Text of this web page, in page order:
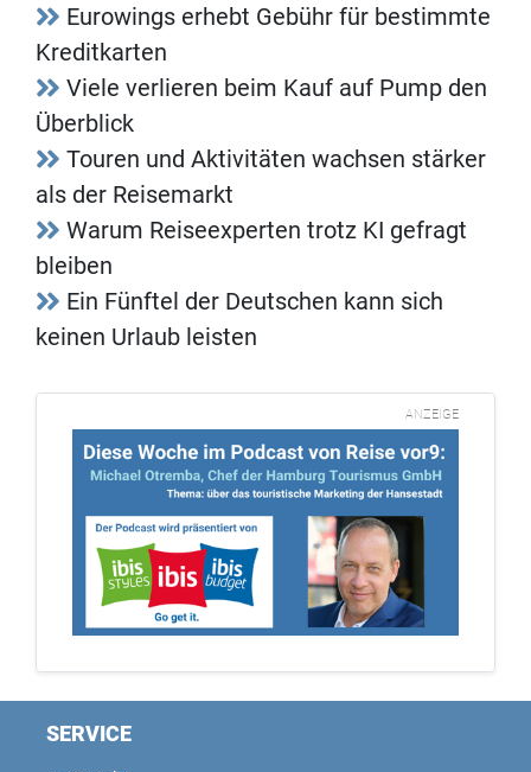
Eurowings erhebt Gebühr für bestimmte
Kreditkarten
Viele verlieren beim Kauf auf Pump den
Überblick
Touren und Aktivitäten wachsen stärker
als der Reisemarkt
Warum Reiseexperten trotz KI gefragt
bleiben
Ein Fünftel der Deutschen kann sich
keinen Urlaub leisten
ANZEIGE
SERVICE